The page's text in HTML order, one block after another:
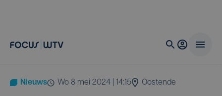
Nieuws wo 8 mei 2024 | 14:15 Oostende